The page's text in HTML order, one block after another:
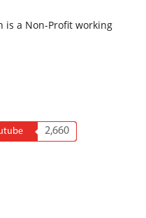
is a Non-Profit working
2,660